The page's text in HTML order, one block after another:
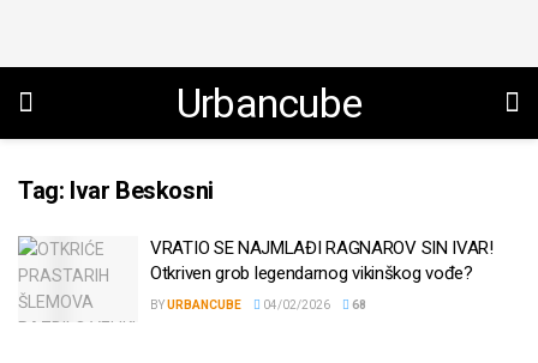
Urbancube
Tag: Ivar Beskosni
VRATIO SE NAJMLAĐI RAGNAROV SIN IVAR!
Otkriven grob legendarnog vikinškog vođe?
BYURBANCUBE 04/02/2026 68